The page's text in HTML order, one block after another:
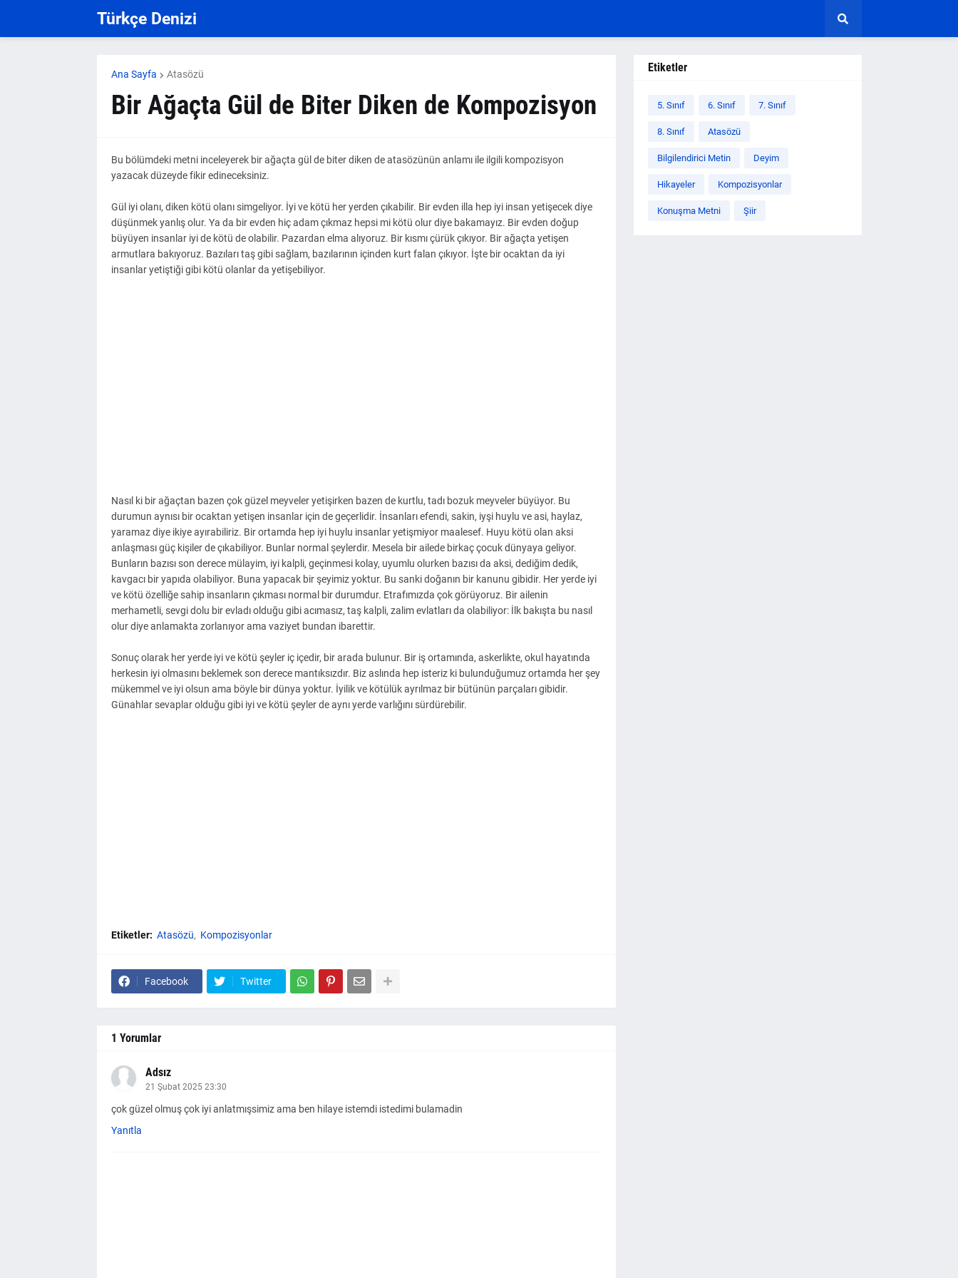
Türkçe Denizi
Ana Sayfa Atasözü
Bir Ağaçta Gül de Biter Diken de Kompozisyon
Bu bölümdeki metni inceleyerek bir ağaçta gül de biter diken de atasözünün anlamı ile ilgili kompozisyon
yazacak düzeyde fikir edineceksiniz.
Gül iyi olanı, diken kötü olanı simgeliyor. İyi ve kötü her yerden çıkabilir. Bir evden illa hep iyi insan yetişecek diye
düşünmek yanlış olur. Ya da bir evden hiç adam çıkmaz hepsi mi kötü olur diye bakamayız. Bir evden doğup
büyüyen insanlar iyi de kötü de olabilir. Pazardan elma alıyoruz. Bir kısmı çürük çıkıyor. Bir ağaçta yetişen
armutlara bakıyoruz. Bazıları taş gibi sağlam, bazılarının içinden kurt falan çıkıyor. İşte bir ocaktan da iyi
insanlar yetiştiği gibi kötü olanlar da yetişebiliyor.
Nasıl ki bir ağaçtan bazen çok güzel meyveler yetişirken bazen de kurtlu, tadı bozuk meyveler büyüyor. Bu
durumun aynısı bir ocaktan yetişen insanlar için de geçerlidir. İnsanları efendi, sakin, iyşi huylu ve asi, haylaz,
yaramaz diye ikiye ayırabiliriz. Bir ortamda hep iyi huylu insanlar yetişmiyor maalesef. Huyu kötü olan aksi
anlaşması güç kişiler de çıkabiliyor. Bunlar normal şeylerdir. Mesela bir ailede birkaç çocuk dünyaya geliyor.
Bunların bazısı son derece mülayim, iyi kalpli, geçinmesi kolay, uyumlu olurken bazısı da aksi, dediğim dedik,
kavgacı bir yapıda olabiliyor. Buna yapacak bir şeyimiz yoktur. Bu sanki doğanın bir kanunu gibidir. Her yerde iyi
ve kötü özelliğe sahip insanların çıkması normal bir durumdur. Etrafımızda çok görüyoruz. Bir ailenin
merhametli, sevgi dolu bir evladı olduğu gibi acımasız, taş kalpli, zalim evlatları da olabiliyor: İlk bakışta bu nasıl
olur diye anlamakta zorlanıyor ama vaziyet bundan ibarettir.
Sonuç olarak her yerde iyi ve kötü şeyler iç içedir, bir arada bulunur. Bir iş ortamında, askerlikte, okul hayatında
herkesin iyi olmasını beklemek son derece mantıksızdır. Biz aslında hep isteriz ki bulunduğumuz ortamda her şey
mükemmel ve iyi olsun ama böyle bir dünya yoktur. İyilik ve kötülük ayrılmaz bir bütünün parçaları gibidir.
Günahlar sevaplar olduğu gibi iyi ve kötü şeyler de aynı yerde varlığını sürdürebilir.
Etiketler: Atasözü Kompozisyonlar
Facebook Twitter
1 Yorumlar
Adsız
21 Şubat 2025 23:30
çok güzel olmuş çok iyi anlatmışsimiz ama ben hilaye istemdi istedimi bulamadin
Yanıtla
Etiketler
5. Sınıf 6. Sınıf 7. Sınıf
8. Sınıf Atasözü
Bilgilendirici Metin Deyim
Hikayeler Kompozisyonlar
Konuşma Metni Şiir